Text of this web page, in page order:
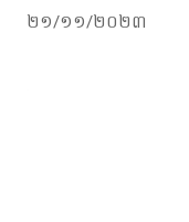
២១/១១/២០២៣